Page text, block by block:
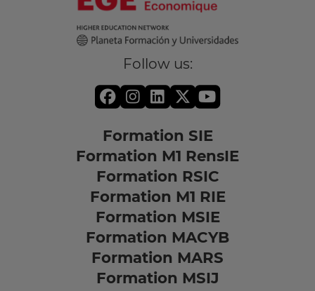
Follow us:
Formation SIE
Formation M1 RensIE
Formation RSIC
Formation M1 RIE
Formation MSIE
Formation MACYB
Formation MARS
Formation MSIJ